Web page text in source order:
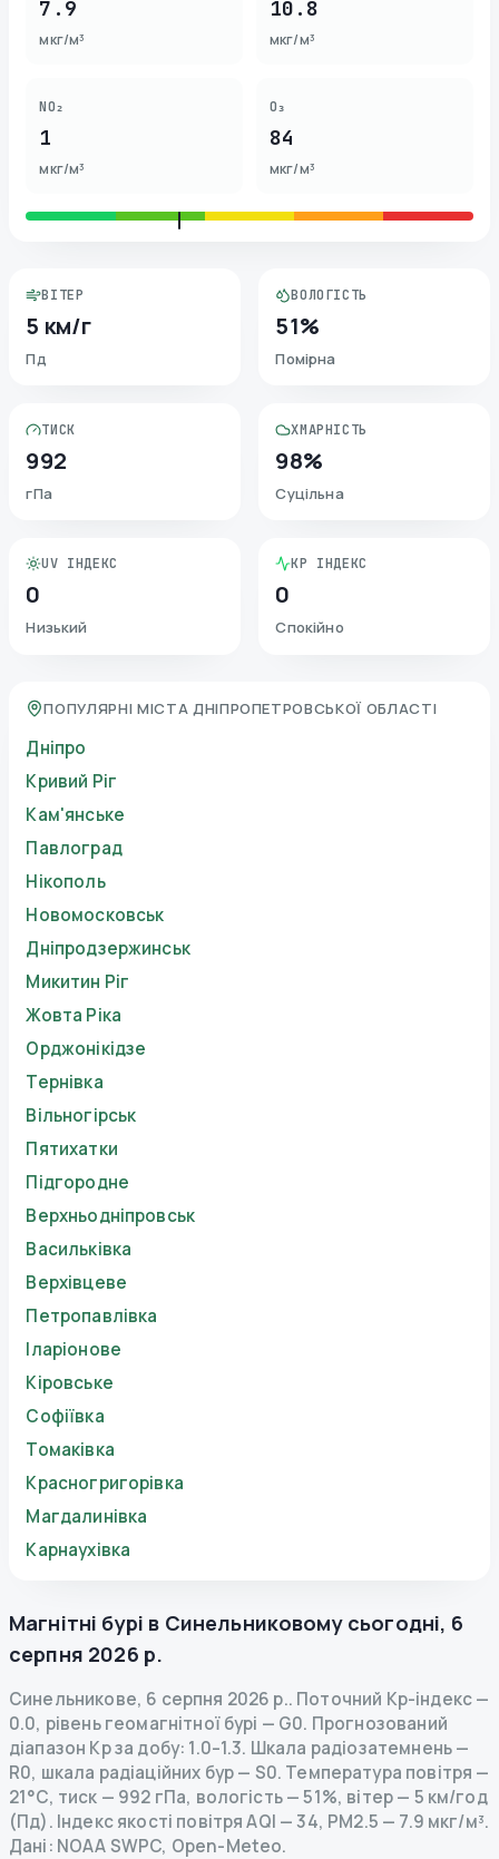
7.9
мкг/м³
10.8
мкг/м³
NO₂
1
мкг/м³
O₃
84
мкг/м³
ВІТЕР
5 км/г
Пд
ВОЛОГІСТЬ
51%
Помірна
ТИСК
992
гПа
ХМАРНІСТЬ
98%
Суцільна
UV ІНДЕКС
0
Низький
KP ІНДЕКС
0
Спокійно
ПОПУЛЯРНІ МІСТА ДНІПРОПЕТРОВСЬКОЇ ОБЛАСТІ
Дніпро
Кривий Ріг
Кам'янське
Павлоград
Нікополь
Новомосковськ
Дніпродзержинськ
Микитин Ріг
Жовта Ріка
Орджонікідзе
Тернівка
Вільногірськ
Пятихатки
Підгородне
Верхньодніпровськ
Васильківка
Верхівцеве
Петропавлівка
Іларіонове
Кіровське
Софіївка
Томаківка
Красногригорівка
Магдалинівка
Карнаухівка
Магнітні бурі в Синельниковому сьогодні, 6
серпня 2026 р.
Синельникове, 6 серпня 2026 р.. Поточний Kp-індекс—
0.0, рівень геомагнітної бурі — G0. Прогнозований
діапазон Kp за добу: 1.0–1.3. Шкала радіозатемнень—
R0, шкала радіаційних бур— S0. Температура повітря —
21°C, тиск — 992 гПа, вологість — 51%, вітер — 5 км/год
(Пд). Індекс якості повітря AQI — 34, PM2.5 — 7.9 мкг/м³.
Дані: NOAA SWPC, Open-Meteo.